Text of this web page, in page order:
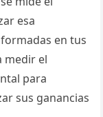
esa
en tus
medir el
para
sus ganancias